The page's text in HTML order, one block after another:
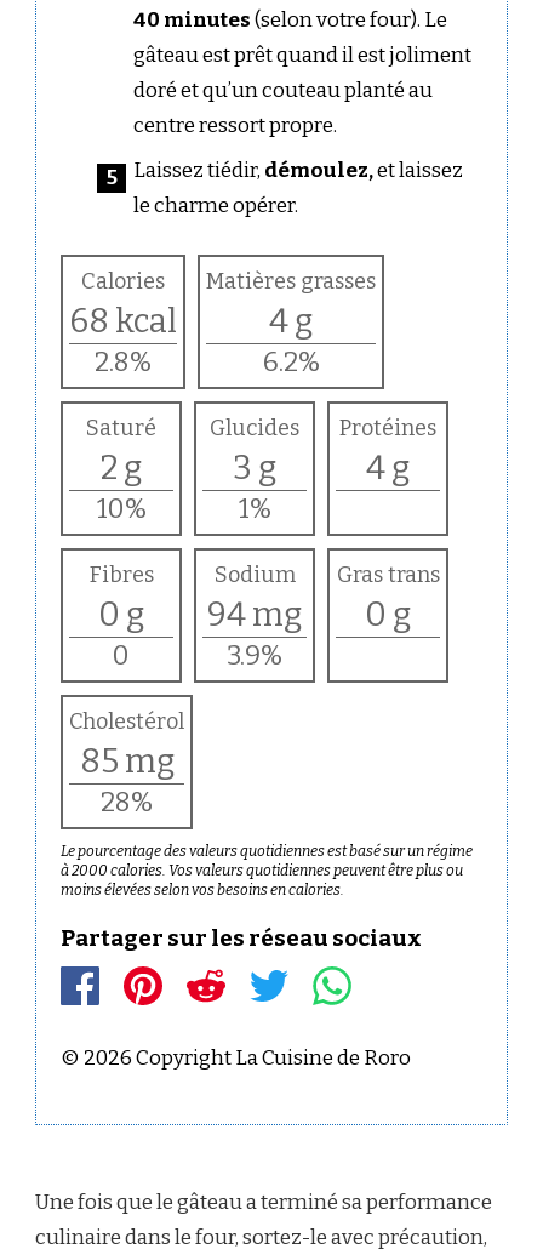
40 minutes(selon votre four). Le
gâteau est prêt quand il est joliment
doré et qu’un couteau planté au
centre ressort propre.
Laissez tiédir, démoulez,et laissez
le charme opérer.
Calories
68 kcal
2.8%
Matières grasses
4 g
6.2%
Saturé
2 g
10%
Glucides
3 g
1%
Protéines
4 g
Fibres
0 g
0
Sodium
94 mg
3.9%
Gras trans
0 g
Cholestérol
85 mg
28%
Le pourcentage des valeurs quotidiennes est basé sur un régime
à 2000 calories. Vos valeurs quotidiennes peuvent être plus ou
moins élevées selon vos besoins en calories.
Partager sur les réseau sociaux
© 2026 Copyright La Cuisine de Roro
Une fois que le gâteau a terminé sa performance
culinaire dans le four, sortez-le avec précaution,